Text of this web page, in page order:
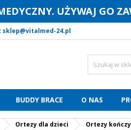
UŻYWAJ GO
sklep@vitalmed-24.pl
BUDDY BRACE O NAS
Ortezy dla dzieci Ortezy